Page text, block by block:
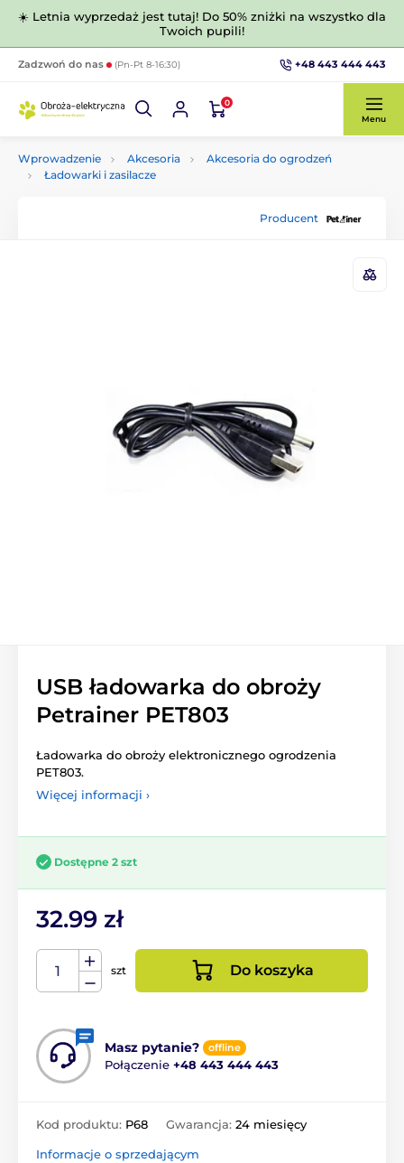
☀️ Letnia wyprzedaż jest tutaj! Do 50% zniżki na wszystko dla
Twoich pupili!
Zadzwoń do nas (Pn-Pt 8-16:30) +48 443 444 443
0
Menu
Wprowadzenie Akcesoria
Akcesoria do ogrodzeń
Ładowarki i zasilacze
Producent
USB ładowarka do obroży
Petrainer PET803
Ładowarka do obroży elektronicznego ogrodzenia
PET803.
Więcej informacji ›
Dostępne 2 szt
32.99 zł
szt Do koszyka
Masz pytanie? offline
Połączenie +48 443 444 443
Kod produktu: P68 Gwarancja: 24 miesięcy
Informacje o sprzedającym